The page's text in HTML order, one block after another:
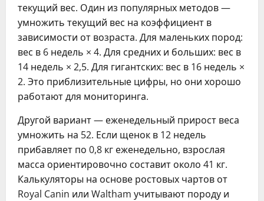
текущий вес. Один из популярных методов —
умножить текущий вес на коэффициент в
зависимости от возраста. Для маленьких пород:
вес в 6 недель × 4. Для средних и больших: вес в
14 недель × 2,5. Для гигантских: вес в 16 недель ×
2. Это приблизительные цифры, но они хорошо
работают для мониторинга.
Другой вариант — еженедельный прирост веса
умножить на 52. Если щенок в 12 недель
прибавляет по 0,8 кг еженедельно, взрослая
масса ориентировочно составит около 41 кг.
Калькуляторы на основе ростовых чартов от
Royal Canin или Waltham учитывают породу и